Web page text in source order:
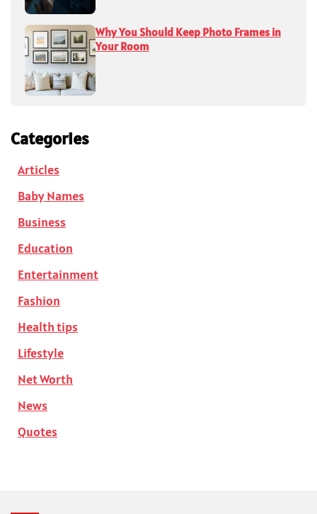
Why You Should Keep Photo Frames in
Your Room
Categories
Articles
Baby Names
Business
Education
Entertainment
Fashion
Health tips
Lifestyle
Net Worth
News
Quotes